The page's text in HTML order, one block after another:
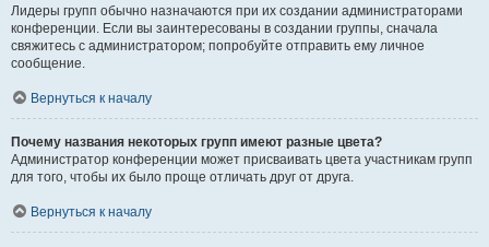
Лидеры групп обычно назначаются при их создании администраторами
конференции. Если вы заинтересованы в создании группы, сначала
свяжитесь с администратором; попробуйте отправить ему личное
сообщение.
Вернуться к началу
Почему названия некоторых групп имеют разные цвета?
Администратор конференции может присваивать цвета участникам групп
для того, чтобы их было проще отличать друг от друга.
Вернуться к началу